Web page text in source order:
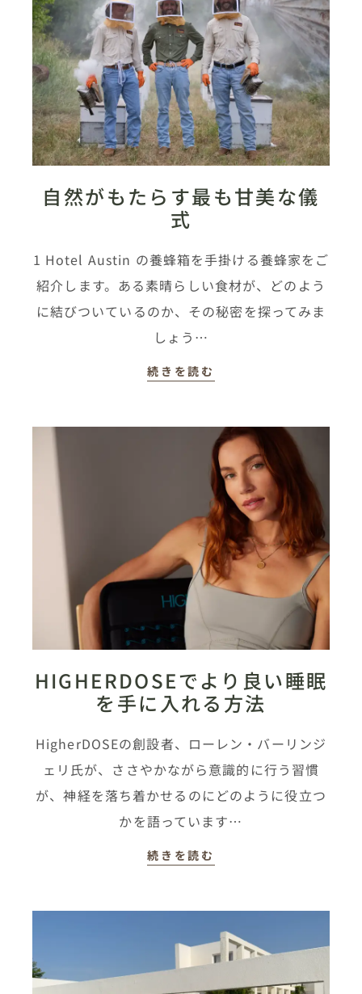
自然がもたらす最も甘美な儀
式
1 Hotel Austin の養蜂箱を手掛ける養蜂家をご
紹介します。ある素晴らしい食材が、どのよう
に結びついているのか、その秘密を探ってみま
しょう…
続きを読む
HIGHERDOSEでより良い睡眠
を手に入れる方法
HigherDOSEの創設者、ローレン・バーリンジ
ェリ氏が、ささやかながら意識的に行う習慣
が、神経を落ち着かせるのにどのように役立つ
かを語っています…
続きを読む